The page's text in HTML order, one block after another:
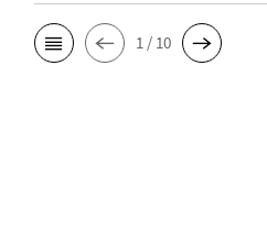
1 / 10